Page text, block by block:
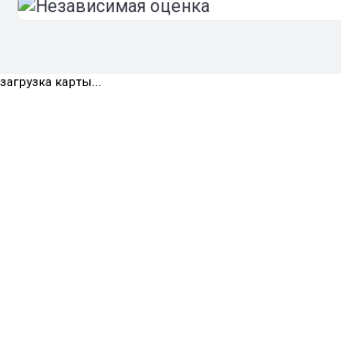
загрузка карты...